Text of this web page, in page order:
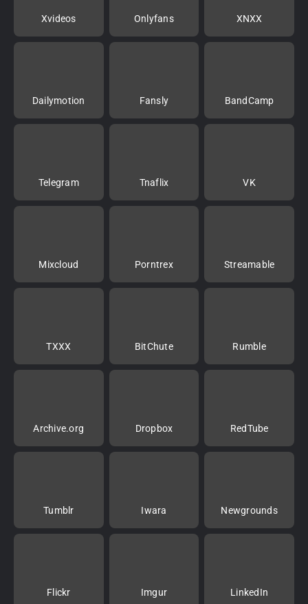
Xvideos Onlyfans XNXX
Dailymotion Fansly BandCamp
Telegram Tnaflix VK
Mixcloud Porntrex Streamable
TXXX BitChute Rumble
Archive.org Dropbox RedTube
Tumblr Iwara Newgrounds
Flickr Imgur LinkedIn